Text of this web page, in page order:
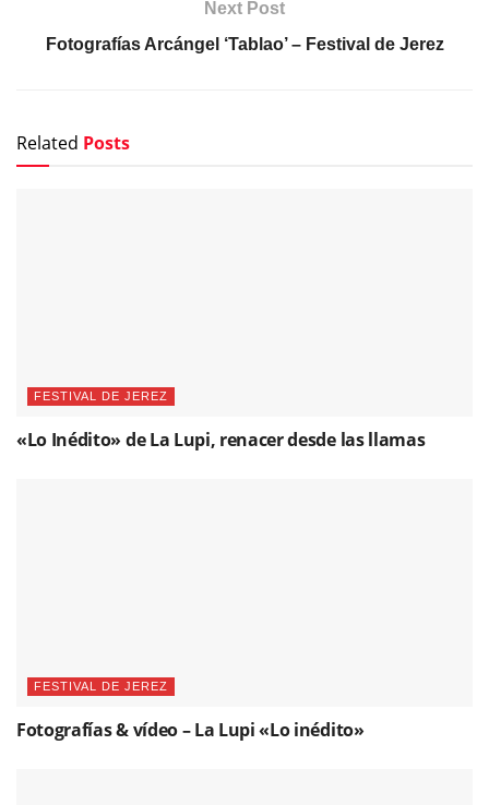
Next Post
Fotografías Arcángel ‘Tablao’ – Festival de Jerez
Related Posts
FESTIVAL DE JEREZ
«Lo Inédito» de La Lupi, renacer desde las llamas
FESTIVAL DE JEREZ
Fotografías & vídeo – La Lupi «Lo inédito»